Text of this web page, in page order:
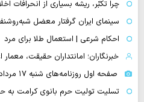
چرا تکبّر، ریشه بسیاری از انحرافات
سینمای ایران گرفتار معضل
احکام شرعی | استعمال طلا برای مرد
خبرنگاران؛ امانتداران حقیقت،
صفحه اول روزنامه‌های شنبه ۱۷ مرداد ماه
تسلیت تولیت حرم بانوی کرامت به